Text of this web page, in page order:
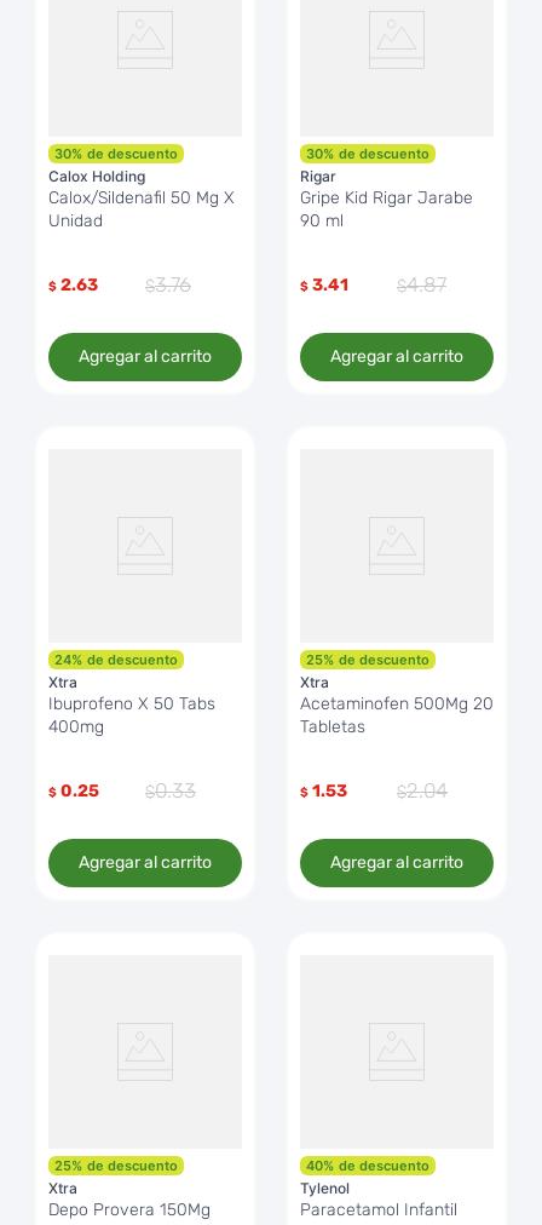
30% de descuento
Calox Holding
Calox/Sildenafil 50 Mg X
Unidad
$ 2.63 3.76
Agregar al carrito
30% de descuento
Rigar
Gripe Kid Rigar Jarabe
90 ml
$ 3.41 4.87
Agregar al carrito
24% de descuento
Xtra
Ibuprofeno X 50 Tabs
400mg
$ 0.25 0.33
Agregar al carrito
25% de descuento
Xtra
Acetaminofen 500Mg 20
Tabletas
$ 1.53 2.04
Agregar al carrito
25% de descuento
Xtra
Depo Provera 150Mg
40% de descuento
Tylenol
Paracetamol Infantil